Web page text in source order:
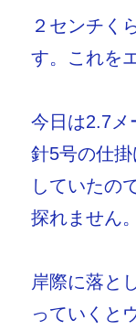
２センチく
す。これを
今日は2.7メ
針5号の仕
していたの
探れません。
岸際に落と
っていくと